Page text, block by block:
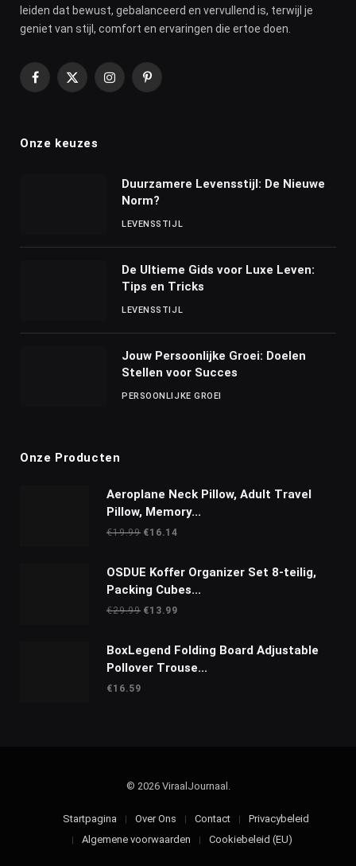
leiden dat bewust, gebalanceerd en vervullend is, terwijl je
geniet van stijl, comfort en ervaringen die ertoe doen.
Facebook
X
InstagramPinterest
Onze keuzes
Duurzamere Levensstijl: De Nieuwe
Norm?
LEVENSSTIJL
De Ultieme Gids voor Luxe Leven:
Tips en Tricks
LEVENSSTIJL
Jouw Persoonlijke Groei: Doelen
Stellen voor Succes
PERSOONLIJKE GROEI
Onze Producten
Aeroplane Neck Pillow, Adult Travel
Pillow, Memory...
€19.99 Oorspronkelijke
€16.14
€16.14.
OSDUE Koffer Organizer Set 8-teilig,
Packing Cubes...
€29.99 Oorspronkelijke
€29.99.
€13.99
€13.99.
BoxLegend Folding Board Adjustable
Pollover Trouse...
€16.59
© 2026 ViraalJournaal.
Startpagina Over Ons Contact
Privacybeleid
Algemene voorwaarden
Cookiebeleid (EU)